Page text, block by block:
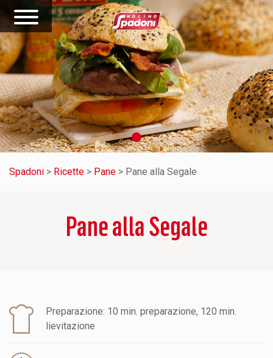
Spadoni > Ricette > Pane > Pane alla Segale
Pane alla Segale
Preparazione: 10 min. preparazione, 120 min.
lievitazione